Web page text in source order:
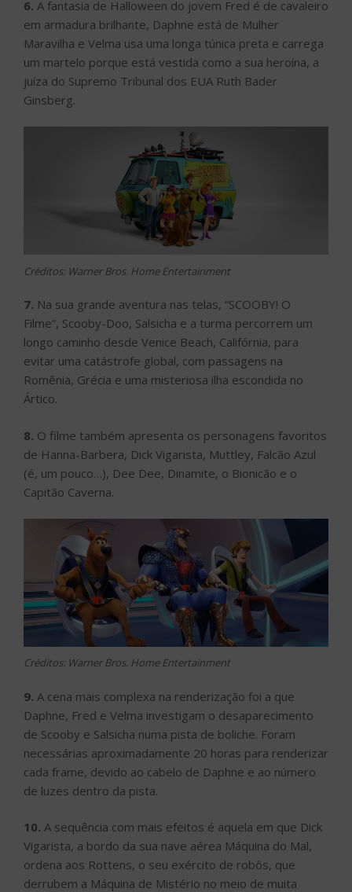
6. A fantasia de Halloween do jovem Fred é de cavaleiro
em armadura brilhante, Daphne está de Mulher
Maravilha e Velma usa uma longa túnica preta e carrega
um martelo porque está vestida como a sua heroína, a
juíza do Supremo Tribunal dos EUA Ruth Bader
Ginsberg.
Créditos: Warner Bros. Home Entertainment
7. Na sua grande aventura nas telas, “SCOOBY! O
Filme”, Scooby-Doo, Salsicha e a turma percorrem um
longo caminho desde Venice Beach, Califórnia, para
evitar uma catástrofe global, com passagens na
Romênia, Grécia e uma misteriosa ilha escondida no
Ártico.
8. O filme também apresenta os personagens favoritos
de Hanna-Barbera, Dick Vigarista, Muttley, Falcão Azul
(é, um pouco…), Dee Dee, Dinamite, o Bionicão e o
Capitão Caverna.
Créditos: Warner Bros. Home Entertainment
9. A cena mais complexa na renderização foi a que
Daphne, Fred e Velma investigam o desaparecimento
de Scooby e Salsicha numa pista de boliche. Foram
necessárias aproximadamente 20 horas para renderizar
cada frame, devido ao cabelo de Daphne e ao número
de luzes dentro da pista.
10. A sequência com mais efeitos é aquela em que Dick
Vigarista, a bordo da sua nave aérea Máquina do Mal,
ordena aos Rottens, o seu exército de robôs, que
derrubem a Máquina de Mistério no meio de muita